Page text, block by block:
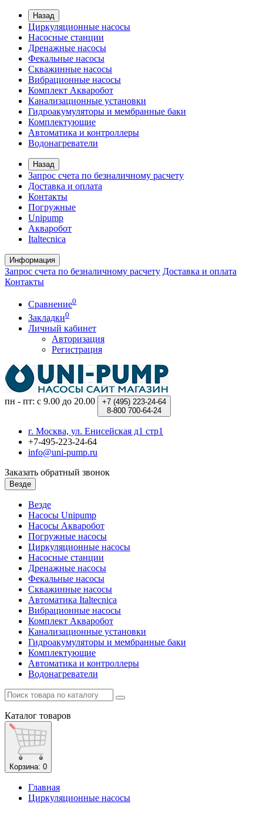
Назад
Циркуляционные насосы
Насосные станции
Дренажные насосы
Фекальные насосы
Скважинные насосы
Вибрационные насосы
Комплект Акваробот
Канализационные установки
Гидроакумуляторы и мембранные баки
Комплектующие
Автоматика и контроллеры
Водонагреватели
Назад
Запрос счета по безналичному расчету
Доставка и оплата
Контакты
Погружные
Unipump
Акваробот
Italtecnica
Информация
Запрос счета по безналичному расчету Доставка и оплата
Контакты
Сравнение0
Закладки0
Личный кабинет
Авторизация
Регистрация
пн - пт: с 9.00 до 20.00 +7 (495) 223-24-64
8-800 700-64-24
г. Москва, ул. Енисейская д1 стр1
+7-495-223-24-64
info@uni-pump.ru
Заказать обратный звонок
Везде
Везде
Насосы Unipump
Насосы Акваробот
Погружные насосы
Циркуляционные насосы
Насосные станции
Дренажные насосы
Фекальные насосы
Скважинные насосы
Автоматика Italtecnica
Вибрационные насосы
Комплект Акваробот
Канализационные установки
Гидроакумуляторы и мембранные баки
Комплектующие
Автоматика и контроллеры
Водонагреватели
Каталог товаров
Корзина: 0
Главная
Циркуляционные насосы